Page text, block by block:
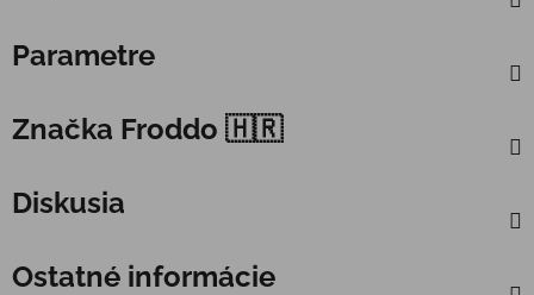
Parametre
Značka Froddo 🇭🇷
Diskusia
Ostatné informácie